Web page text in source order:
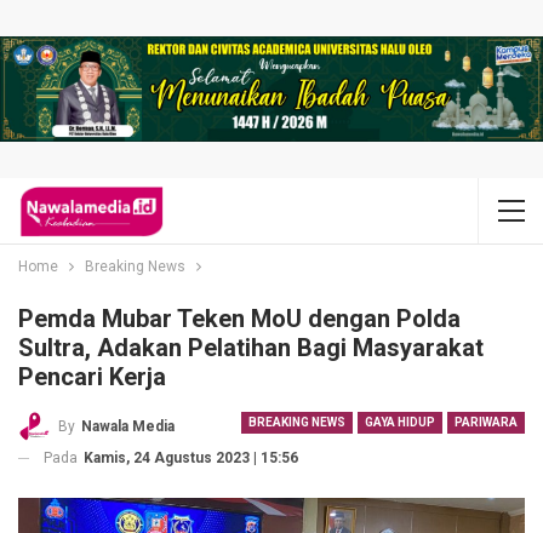
Home Breaking News
Pemda Mubar Teken MoU dengan Polda
Sultra, Adakan Pelatihan Bagi Masyarakat
Pencari Kerja
BREAKING NEWS GAYA HIDUP PARIWARA
By Nawala Media
Pada Kamis, 24 Agustus 2023 | 15:56